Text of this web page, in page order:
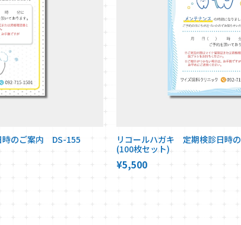
時のご案内 DS-155
リコールハガキ 定期検診日時
(100枚セット)
¥5,500